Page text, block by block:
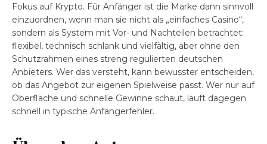
Fokus auf Krypto. Für Anfänger ist die Marke dann sinnvoll
einzuordnen, wenn man sie nicht als „einfaches Casino“,
sondern als System mit Vor- und Nachteilen betrachtet:
flexibel, technisch schlank und vielfältig, aber ohne den
Schutzrahmen eines streng regulierten deutschen
Anbieters. Wer das versteht, kann bewusster entscheiden,
ob das Angebot zur eigenen Spielweise passt. Wer nur auf
Oberfläche und schnelle Gewinne schaut, läuft dagegen
schnell in typische Anfängerfehler.